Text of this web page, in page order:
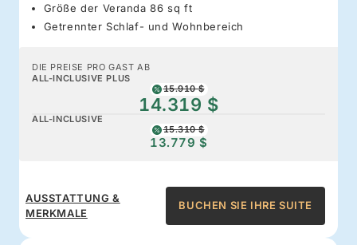
Größe der Veranda 86 sq ft
Getrennter Schlaf- und Wohnbereich
DIE PREISE PRO GAST AB
ALL-INCLUSIVE PLUS
15.910 $
14.319 $
ALL-INCLUSIVE
15.310 $
13.779 $
AUSSTATTUNG &
MERKMALE
BUCHEN SIE IHRE SUITE